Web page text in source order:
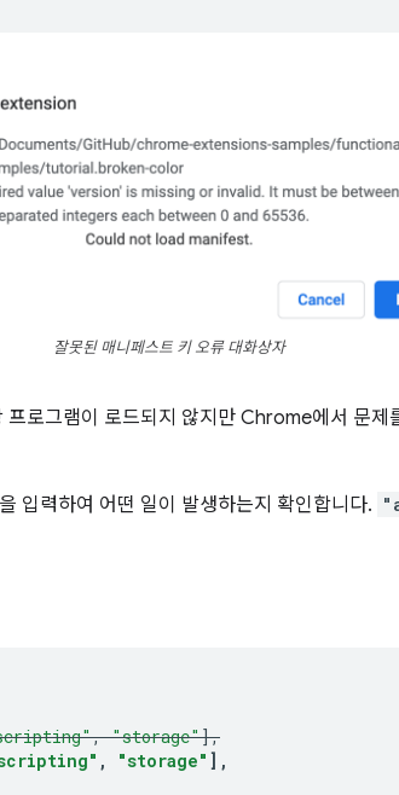
잘못된 매니페스트 키 오류 대화상자
로그램이 로드되지 않지만 Chrome에서 문제
입력하여 어떤 일이 발생하는지 확인합니다.
, "storage"],
, "storage" ],